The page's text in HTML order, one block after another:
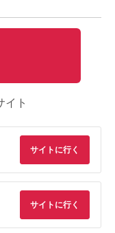
イト
サイトに行く
サイトに行く